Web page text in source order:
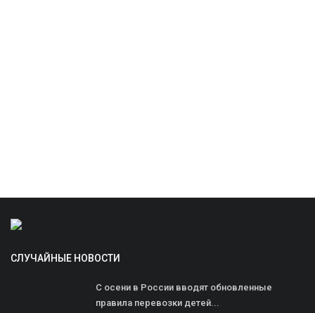
СЛУЧАЙНЫЕ НОВОСТИ
С осени в России вводят обновленные
правила перевозки детей...